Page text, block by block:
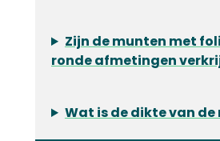
Zijn de munten met
ronde afmetingen
Wat is de dikte van de